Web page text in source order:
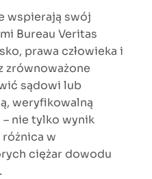
wspierają swój
Bureau Veritas
prawa człowieka i
zrównoważone
sądowi lub
weryfikowalną
nie tylko wynik
w
ciężar dowodu